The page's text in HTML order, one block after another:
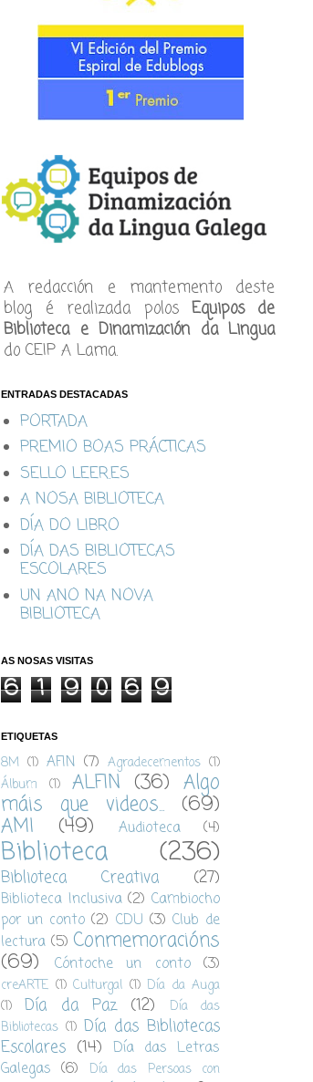
A redacción e mantemento deste
blog é realizada polos Equipos de
Biblioteca e Dinamización da Lingua
do CEIP A Lama.
ENTRADAS DESTACADAS
PORTADA
PREMIO BOAS PRÁCTICAS
SELLO LEER.ES
A NOSA BIBLIOTECA
DÍA DO LIBRO
DÍA DAS BIBLIOTECAS
ESCOLARES
UN ANO NA NOVA
BIBLIOTECA
AS NOSAS VISITAS
6 1 9 0 6 9
ETIQUETAS
8M (1) AFIN (7) Agradecementos (1)
Álbum
(1) ALFIN (36) Algo
máis que videos... (69)
AMI (49) Audioteca (4)
Biblioteca (236)
Biblioteca Creativa (27)
Biblioteca Inclusiva (2) Cambiocho
por un conto (2) CDU (3) Club de
lectura (5) Conmemoracións
(69) Cóntoche un conto (3)
creARTE (1) Culturgal (1) Día da Auga
(1)
Día da Paz (12)
Día das
Bibliotecas (1) Día das Bibliotecas
Escolares (14) Día das Letras
Galegas (6)
Día das Persoas con